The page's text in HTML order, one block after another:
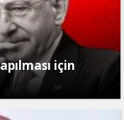
için